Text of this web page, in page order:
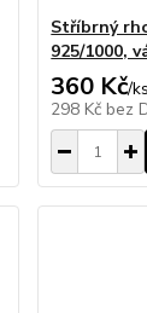
Stříbrný
925/1000,
360 Kč/ks
298 Kč bez